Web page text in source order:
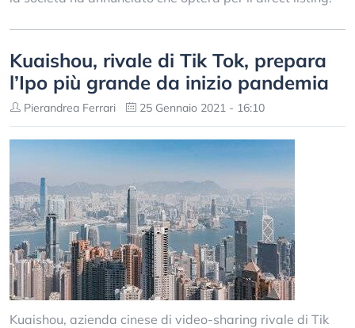
Kuaishou, rivale di Tik Tok, prepara
l’Ipo più grande da inizio pandemia
Pierandrea Ferrari 25 Gennaio 2021 - 16:10
Kuaishou, azienda cinese di video-sharing rivale di Tik